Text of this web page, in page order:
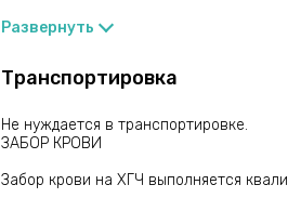
Не рекомендовано проводить
Развернуть
Транспортировка
Не нуждается в транспортировке.
ЗАБОР КРОВИ
Забор крови на ХГЧ выполняется